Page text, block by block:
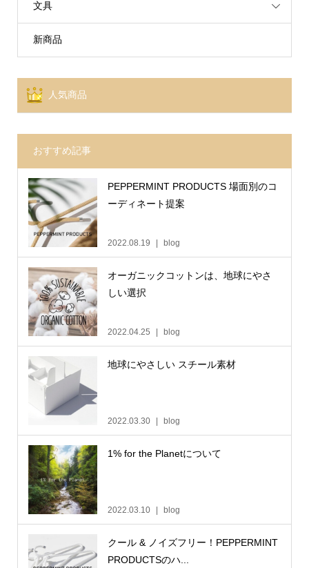
文具
新商品
人気商品
おすすめ記事
PEPPERMINT PRODUCTS 場面別のコ
ーディネート提案
2022.08.19 blog
オーガニックコットンは、地球にやさ
しい選択
2022.04.25 blog
地球にやさしい スチール素材
2022.03.30 blog
1% for the Planetについて
2022.03.10 blog
クール & ノイズフリー！PEPPERMINT
PRODUCTSのハ...